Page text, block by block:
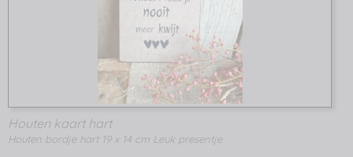
Houten kaart hart
Houten bordje hart 19 x 14 cm Leuk presentje